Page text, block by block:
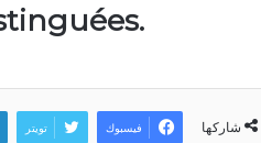
شاركها فيسبوك تويتر